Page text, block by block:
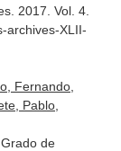
. 2017. Vol. 4.
archives-XLII-
Fernando,
Pablo,
de